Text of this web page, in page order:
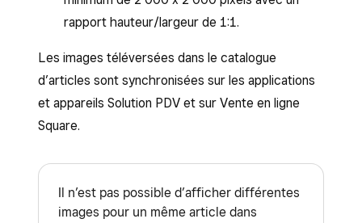
rapport hauteur/largeur de 1:1.
Les images téléversées dans le catalogue
d’articles sont synchronisées sur les applications
et appareils Solution PDV et sur Vente en ligne
Square.
Il n’est pas possible d’afficher différentes
images pour un même article dans